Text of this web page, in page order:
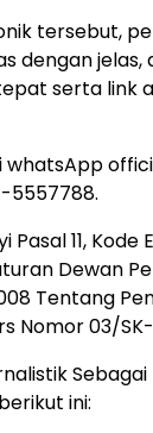
tersebut,
dengan jelas,
serta link
whatsApp
5557788.
11, Kode
Dewan
Tentang
Nomor 03/
ini: